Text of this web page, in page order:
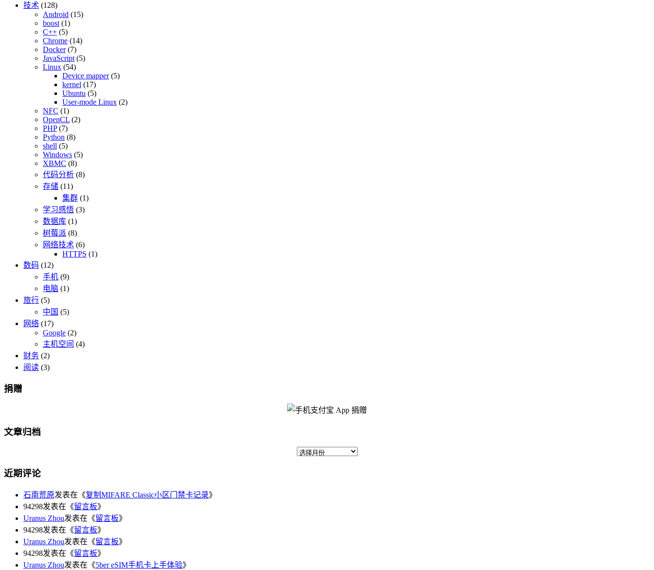
技术 (128)
Android (15)
boost (1)
C++ (5)
Chrome (14)
Docker(7)
JavaScript (5)
Linux (54)
Device mapper(5)
kernel (17)
Ubuntu (5)
User-mode Linux (2)
NFC (1)
OpenCL (2)
PHP(7)
Python (8)
shell (5)
Windows (5)
XBMC (8)
代码分析 (8)
存储 (11)
集群 (1)
学习感悟 (3)
数据库 (1)
树莓派 (8)
网络技术 (6)
HTTPS (1)
数码 (12)
手机 (9)
电脑 (1)
旅行 (5)
中国 (5)
网络 (17)
Google (2)
主机空间 (4)
财务 (2)
阅读 (3)
捐赠
文章归档
近期评论
石南荒原发表在《复制MIFARE Classic小区门禁卡记录》
94298发表在《留言板》
Uranus Zhou发表在《留言板》
94298发表在《留言板》
Uranus Zhou发表在《留言板》
94298发表在《留言板》
Uranus Zhou发表在《5ber eSIM手机卡上手体验》